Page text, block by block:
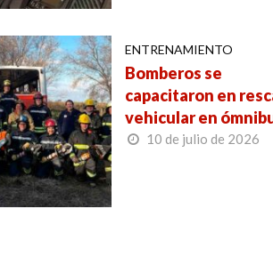
ENTRENAMIENTO
Bomberos se
capacitaron en
vehicular en
10 de julio de 2026